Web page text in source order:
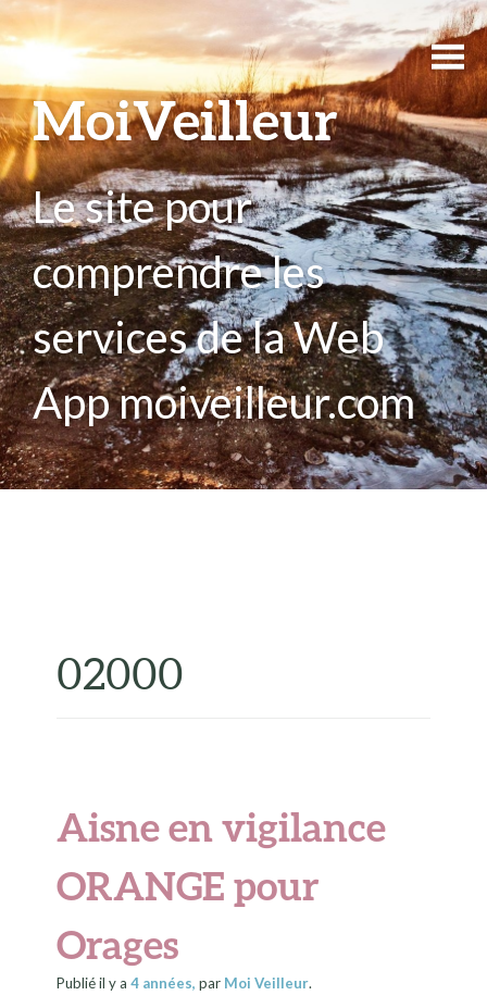
MoiVeilleur
Le site pour
comprendre les
services de la Web
App moiveilleur.com
02000
Aisne en vigilance
ORANGE pour
Orages
Publié il y a4 années,par Moi Veilleur.